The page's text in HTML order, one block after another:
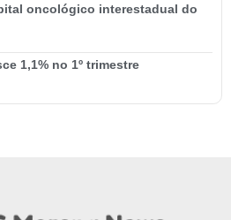
oncológico interestadual do
1,1% no 1º trimestre